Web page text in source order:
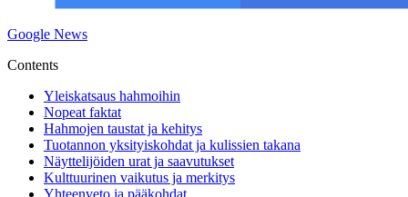
Google News
Contents
Yleiskatsaus hahmoihin
Nopeat faktat
Hahmojen taustat ja kehitys
Tuotannon yksityiskohdat ja kulissien takana
Näyttelijöiden urat ja saavutukset
Kulttuurinen vaikutus ja merkitys